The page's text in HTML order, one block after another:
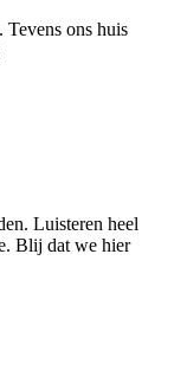
Tevens ons huis
Luisteren heel
Blij dat we hier